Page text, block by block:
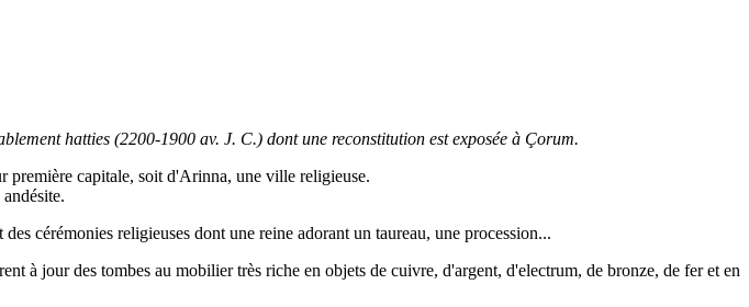
hatties (2200-1900 av. J. C.) dont une reconstitution est exposée à Çorum.
première capitale, soit d'Arinna, une ville religieuse.
cérémonies religieuses dont une reine adorant un taureau, une procession...
à jour des tombes au mobilier très riche en objets de cuivre, d'argent, d'electrum, de bronze, de fer et en